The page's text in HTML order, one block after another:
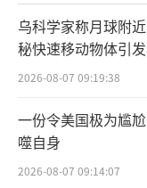
不仅是马斯克
对变革的本能
断”的堡垒，在
当政治体
法从内部催生
乌科学家称月球附
秘快速移动物体引
2026-08-07 09:19:38
一份令美国极为尴
噬自身
2026-08-07 09:14:07